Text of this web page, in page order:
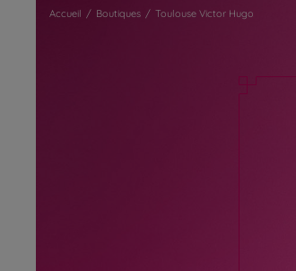
Accueil / Boutiques / Toulouse Victor Hugo